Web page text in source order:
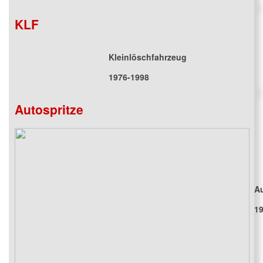
KLF
Kleinlöschfahrzeug
1976-1998
Autospritze